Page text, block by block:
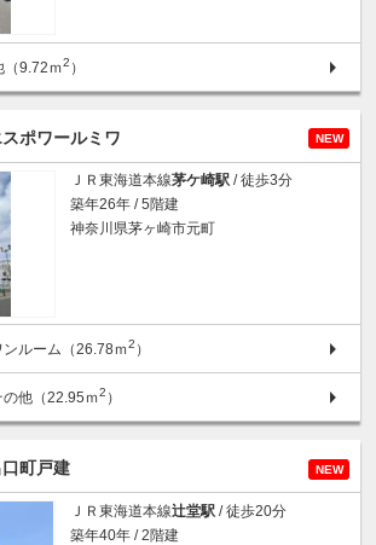
9.72ｍ2 ）
スポワールミワ NEW
ＪＲ東海道本線茅ケ崎駅 / 徒歩3分
築年26年 / 5階建
神奈川県茅ヶ崎市元町
ルーム（26.78ｍ2 ）
他（22.95ｍ2 ）
口町戸建 NEW
ＪＲ東海道本線辻堂駅 / 徒歩20分
築年40年 / 2階建